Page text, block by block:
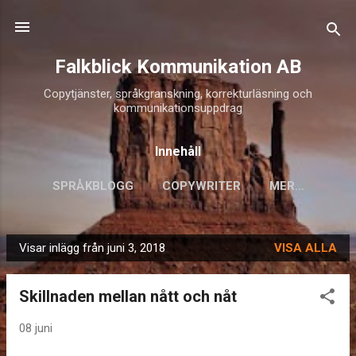
Falkblick Kommunikation AB
Copytjänster, språkgranskning, korrekturläsning och
kommunikationsuppdrag
Innehåll
SPRÅKBLOGG COPYWRITER MER…
I
n
Visar inlägg från juni 3, 2018 VISA ALLA
Skillnaden mellan nått och nåt
08 juni